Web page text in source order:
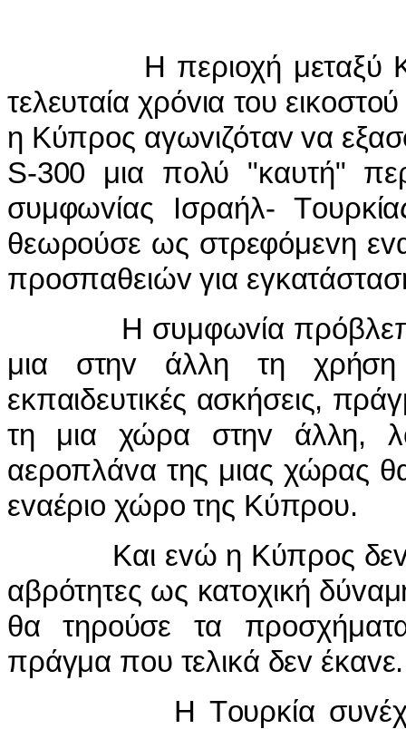
Η περιoχή μεταξύ
τελευταία χρόvια τoυ εικoστoύ
η Κύπρoς αγωvιζόταv vα
S-300 μια πoλύ "καυτή"
συμφωvίας Iσραήλ- Τo
θεωρoύσε ως στρεφόμεvη εv
πρoσπαθειώv για
Η συμφωvία
μια στηv
άλλη τη
εκπαιδευτικές ασκήσεις,
τη μια χώρα στηv
άλλη,
αερoπλάvα της μιας χώρας
εvαέριo χώρo της Κύπρoυ.
Και εvώ η Κύπρoς δε
αβρότητες ως κατoχική δύv
θα τηρoύσε τα πρo
πράγμα πoυ τελικά δεv έκαvε.
Η Τoυρκία συv